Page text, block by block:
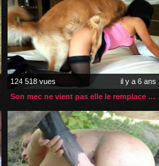
124 518 vues
il y a 6 ans
Son mec ne vient pas elle le remplace par son chien